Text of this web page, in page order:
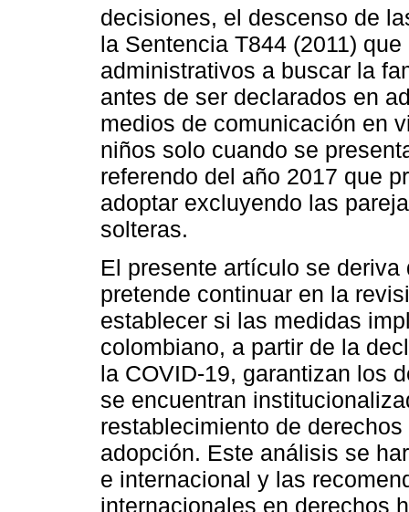
decisiones, el descenso de
la Sentencia T844 (2011)
administrativos a buscar la
antes de ser declarados en
medios de comunicación en
niños solo cuando se
referendo del año 2017 que
adoptar excluyendo las
solteras.
El presente artículo se
pretende continuar en la
establecer si las medidas
colombiano, a partir de la
la COVID-19, garantizan los
se encuentran
restablecimiento de
adopción. Este análisis se
e internacional y las
internacionales en derechos